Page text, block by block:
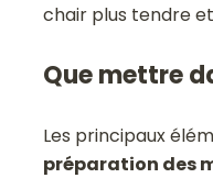
chair plus tendre
Que mettre
Les principaux
préparation des